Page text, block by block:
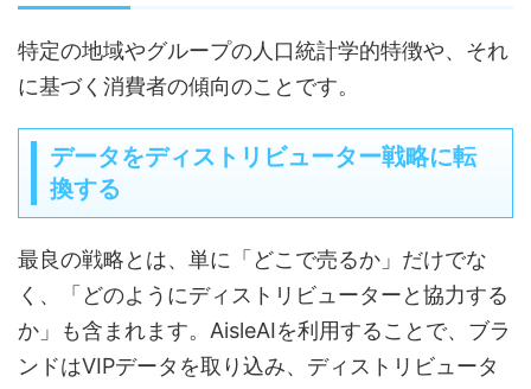
特定の地域やグループの人口統計学的特徴や、それ
に基づく消費者の傾向のことです。
データをディストリビューター戦略に転
換する
最良の戦略とは、単に「どこで売るか」だけでな
く、「どのようにディストリビューターと協力する
か」も含まれます。AisleAIを利用することで、ブラ
ンドはVIPデータを取り込み、ディストリビュータ